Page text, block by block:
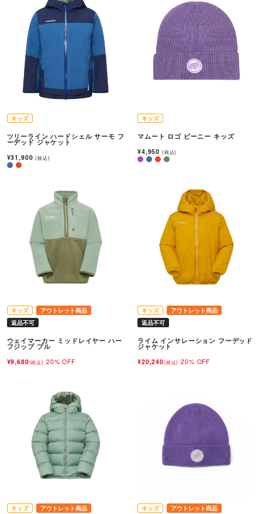
キッズ
ツリーライン ハードシェル サーモ フ
ーデッド ジャケット
¥31,900(税込)
キッズ
マムート ロゴ ビーニー キッズ
¥4,950 (税込)
キッズ
アウトレット商品
返品不可
ウェイマーカー ミッドレイヤー ハー
フジップ プル
¥9,680(税込) 20% OFF
キッズ
アウトレット商品
返品不可
ライム インサレーション フーデッド
ジャケット
¥20,240(税込) 20% OFF
キッズ アウトレット商品 キッズ アウトレット商品